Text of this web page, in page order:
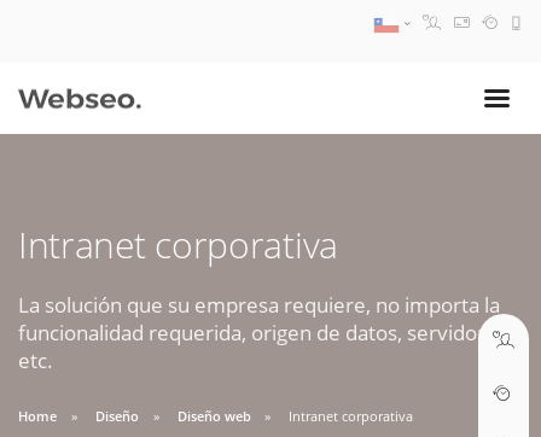
Intranet corporativa
La solución que su empresa requiere, no importa la
funcionalidad requerida, origen de datos, servidores,
etc.
Home Diseño Diseño web Intranet corporativa
09:30 AM A 18:30 PM
soporte@webseo.cl
ABRIR TICKET